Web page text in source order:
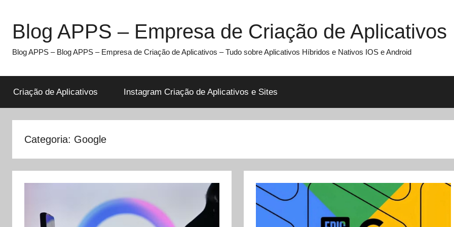
conteúdo
Blog APPS – Empresa de Criação de Aplicativos
Blog APPS – Blog APPS – Empresa de Criação de Aplicativos – Tudo sobre Aplicativos Híbridos e Nativos IOS e Android
Criação de Aplicativos Instagram Criação de Aplicativos e Sites
Categoria: Google